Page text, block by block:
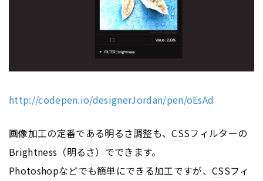
http://codepen.io/designerJordan/pen/oEsAd
画像加工の定番である明るさ調整も、CSSフィルターの
Brightness（明るさ）でできます。
Photoshopなどでも簡単にできる加工ですが、CSSフィ